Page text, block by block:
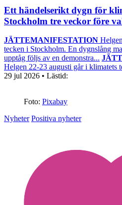
Ett händelserikt dygn för
Stockholm tre veckor före
JÄTTEMANIFESTATION
tecken i Stockholm. En dygnslång
upptåg följs av en demonstra...
Helgen 22-23 augusti går i klimatets
29 jul 2026 • Lästid:
Foto: Pixabay
Nyheter Positiva nyheter